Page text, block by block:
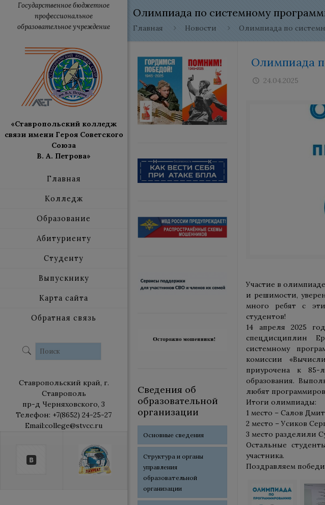
Государственное бюджетное
профессиональное
образовательное учреждение
«Ставропольский колледж
связи имени Героя Советского
Союза
В. А. Петрова»
Главная
Колледж
Образование
Абитуриенту
Студенту
Выпускнику
Карта сайта
Обратная связь
Ставропольский край, г.
Ставрополь
пр-д Черняховского, 3
Телефон: +7(8652) 24-25-27
Email:college@stvcc.ru
Олимпиада по системному
Главная Новости Олимпиада по
Олимпиада
24.04.2025
Участие в
и решимости,
много ребят с
студентов!
14 апреля 2025
спецдисциплин
системному
комиссии
приурочена к 85-
образования.
любят
Итоги олимпиады:
1 место – Салов
2 место – Усиков
3 место разделили
Остальные
участника.
Поздравляем
Сведения об
образовательной
организации
Основные сведения
Структура и органы
управления
образовательной
организации